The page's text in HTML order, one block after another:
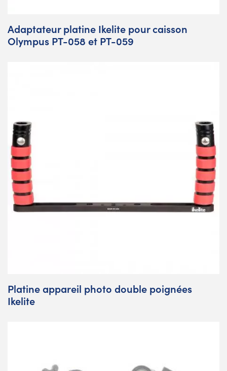
Adaptateur platine Ikelite pour caisson
Olympus PT-058 et PT-059
Platine appareil photo double poignées
Ikelite